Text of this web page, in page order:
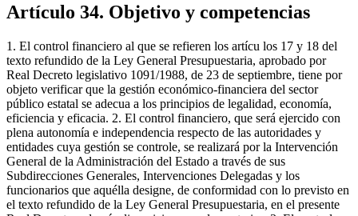
Artículo 34. Objetivo y competencias
1. El control financiero al que se refieren los artícu los 17 y 18 del
texto refundido de la Ley General Presupuestaria, aprobado por
Real Decreto legislativo 1091/1988, de 23 de septiembre, tiene por
objeto verificar que la gestión económico-financiera del sector
público estatal se adecua a los principios de legalidad, economía,
eficiencia y eficacia. 2. El control financiero, que será ejercido con
plena autonomía e independencia respecto de las autoridades y
entidades cuya gestión se controle, se realizará por la Intervención
General de la Administración del Estado a través de sus
Subdirecciones Generales, Intervenciones Delegadas y los
funcionarios que aquélla designe, de conformidad con lo previsto en
el texto refundido de la Ley General Presupuestaria, en el presente